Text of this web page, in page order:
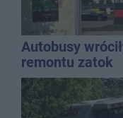
Autobusy
remontu zatok